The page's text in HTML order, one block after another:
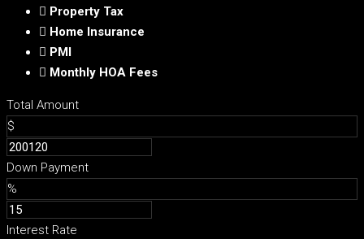
Property Tax
Home Insurance
PMI
Monthly HOA Fees
Total Amount
$
Down Payment
%
Interest Rate